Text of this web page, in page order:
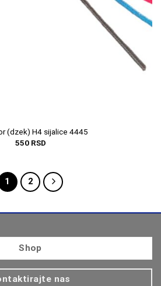
(dzek) H4 sijalice 4445
550 RSD
1 2
Shop
nas